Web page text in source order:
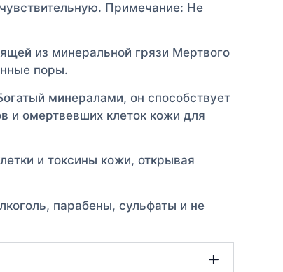
Примечание: Не
из минеральной грязи Мертвого
поры.
минералами, он способствует
и омертвевших клеток кожи для
и токсины кожи, открывая
парабены, сульфаты и не